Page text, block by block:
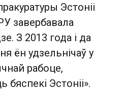
Эстоніі
завербавала
З 2013 года і да
ён удзельнічаў у
рабоце,
бяспекі Эстоніі».